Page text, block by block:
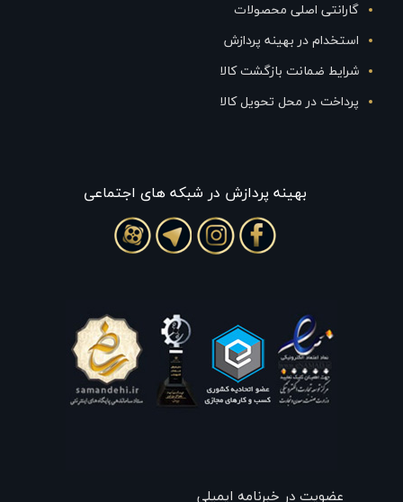
گارانتی اصلی محصولات
استخدام در بهینه پردازش
شرایط ضمانت بازگشت کالا
پرداخت در محل تحویل کالا
بهينه پردازش در شبکه های اجتماعی
عضویت در خبرنامه ایمیلی